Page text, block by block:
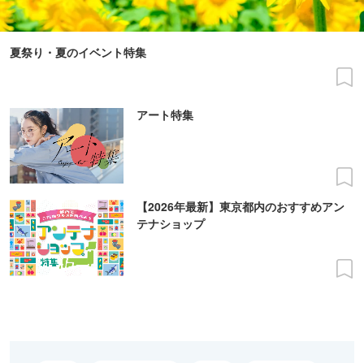
夏祭り・夏のイベント特集
アート特集
【2026年最新】東京都内のおすすめアン
テナショップ